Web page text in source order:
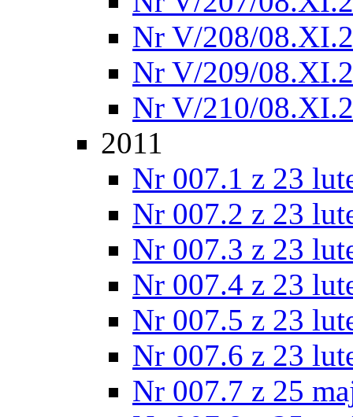
Nr V/208/
Nr V/209/
Nr V/210/
2011
Nr 007.1 z 23
Nr 007.2 z 23
Nr 007.3 z 23
Nr 007.4 z 23
Nr 007.5 z 23
Nr 007.6 z 23
Nr 007.7 z 25